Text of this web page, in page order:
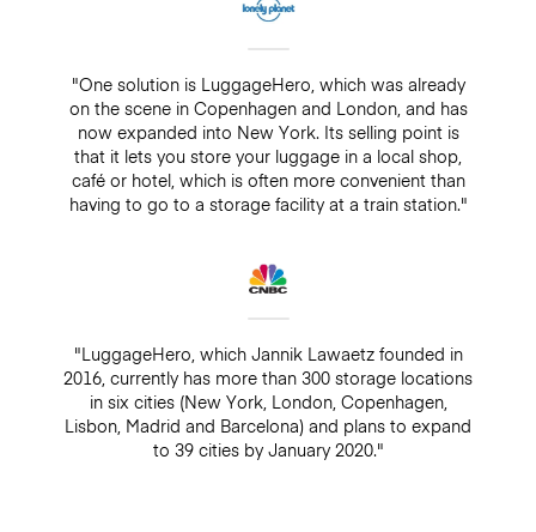
"One solution is LuggageHero, which was already
on the scene in Copenhagen and London, and has
now expanded into New York. Its selling point is
that it lets you store your luggage in a local shop,
café or hotel, which is often more convenient than
having to go to a storage facility at a train station."
"LuggageHero, which Jannik Lawaetz founded in
2016, currently has more than 300 storage locations
in six cities (New York, London, Copenhagen,
Lisbon, Madrid and Barcelona) and plans to expand
to 39 cities by January 2020."